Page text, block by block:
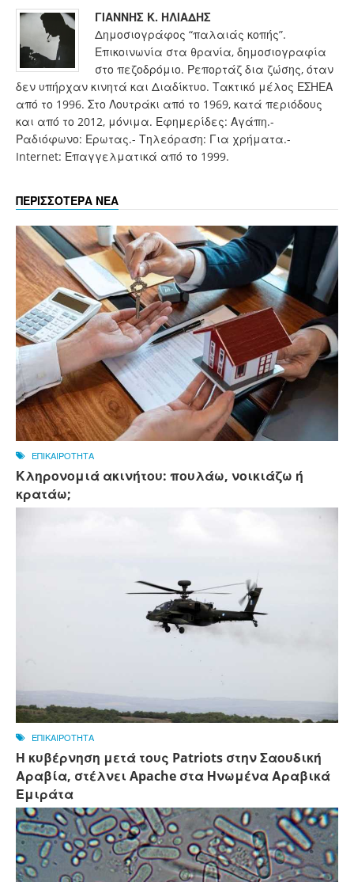
ΓΙΑΝΝΗΣ Κ. ΗΛΙΑΔΗΣ
Δημοσιογράφος “παλαιάς κοπής”.
Επικοινωνία στα θρανία, δημοσιογραφία
στο πεζοδρόμιο. Ρεπορτάζ δια ζώσης, όταν
δεν υπήρχαν κινητά και Διαδίκτυο. Τακτικό μέλος ΕΣΗΕΑ
από το 1996. Στο Λουτράκι από το 1969, κατά περιόδους
και από το 2012, μόνιμα. Εφημερίδες: Αγάπη.-
Ραδιόφωνο: Ερωτας.- Τηλεόραση: Για χρήματα.-
Internet: Επαγγελματικά από το 1999.
ΠΕΡΙΣΣΟΤΕΡΑ ΝΕΑ
ΕΠΙΚΑΙΡΟΤΗΤΑ
Κληρονομιά ακινήτου: πουλάω, νοικιάζω ή
κρατάω;
ΕΠΙΚΑΙΡΟΤΗΤΑ
Η κυβέρνηση μετά τους Patriots στην Σαουδική
Αραβία, στέλνει Apache στα Ηνωμένα Αραβικά
Εμιράτα